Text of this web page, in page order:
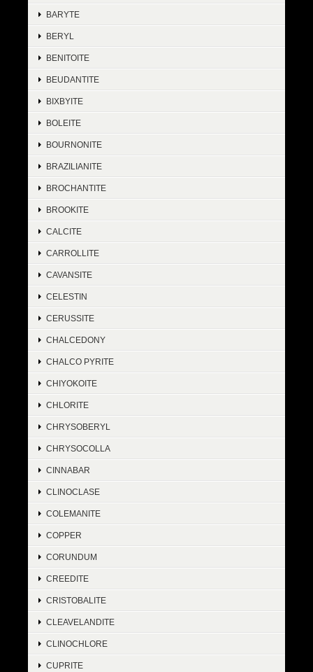
BARYTE
BERYL
BENITOITE
BEUDANTITE
BIXBYITE
BOLEITE
BOURNONITE
BRAZILIANITE
BROCHANTITE
BROOKITE
CALCITE
CARROLLITE
CAVANSITE
CELESTIN
CERUSSITE
CHALCEDONY
CHALCO PYRITE
CHIYOKOITE
CHLORITE
CHRYSOBERYL
CHRYSOCOLLA
CINNABAR
CLINOCLASE
COLEMANITE
COPPER
CORUNDUM
CREEDITE
CRISTOBALITE
CLEAVELANDITE
CLINOCHLORE
CUPRITE